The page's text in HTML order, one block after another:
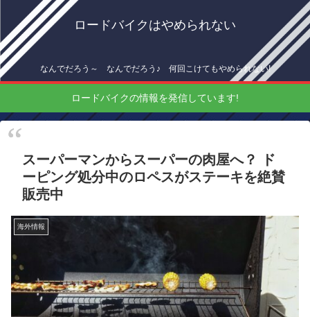
ロードバイクはやめられない
なんでだろう～ なんでだろう♪ 何回こけてもやめられない!
ロードバイクの情報を発信しています!
スーパーマンからスーパーの肉屋へ？ ド
ーピング処分中のロペスがステーキを絶賛
販売中
海外情報